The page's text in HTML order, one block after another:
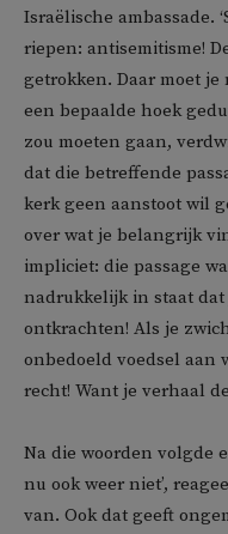
Israëlische ambassade.
riepen: antisemitisme!
getrokken. Daar moet
een bepaalde hoek
zou moeten gaan,
dat die betreffende
kerk geen aanstoot wil
over wat je belangrijk
impliciet: die passage
nadrukkelijk in staat
ontkrachten! Als je
onbedoeld voedsel aan
recht! Want je verhaal
Na die woorden volgde
nu ook weer niet’,
van. Ook dat geeft